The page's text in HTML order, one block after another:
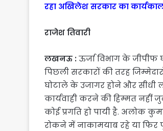
रहा अखिलेश सरकार का
राजेश तिवारी
लखनऊ : ऊर्जा विभाग के
पिछली सरकारों की तरह
घोटाले के उजागर होने और सीधी
कार्यवाही करने की हिम्मत
कोई प्रगति हो पायी है. अलोक
रोकने में नाकामयाब रहे या फिर